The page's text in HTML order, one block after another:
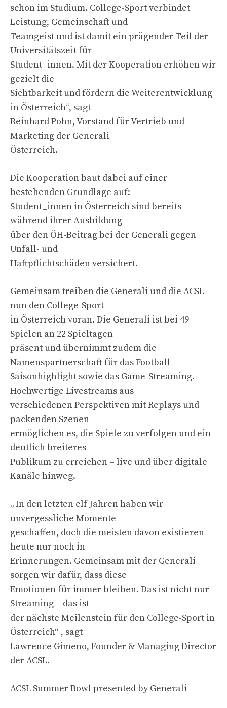
schon im Studium. College-Sport verbindet
Leistung, Gemeinschaft und
Teamgeist und ist damit ein prägender Teil der
Universitätszeit für
Student_innen. Mit der Kooperation erhöhen wir
gezielt die
Sichtbarkeit und fördern die Weiterentwicklung
in Österreich“, sagt
Reinhard Pohn, Vorstand für Vertrieb und
Marketing der Generali
Österreich.
Die Kooperation baut dabei auf einer
bestehenden Grundlage auf:
Student_innen in Österreich sind bereits
während ihrer Ausbildung
über den ÖH-Beitrag bei der Generali gegen
Unfall- und
Haftpflichtschäden versichert.
Gemeinsam treiben die Generali und die ACSL
nun den College-Sport
in Österreich voran. Die Generali ist bei 49
Spielen an 22 Spieltagen
präsent und übernimmt zudem die
Namenspartnerschaft für das Football-
Saisonhighlight sowie das Game-Streaming.
Hochwertige Livestreams aus
verschiedenen Perspektiven mit Replays und
packenden Szenen
ermöglichen es, die Spiele zu verfolgen und ein
deutlich breiteres
Publikum zu erreichen – live und über digitale
Kanäle hinweg.
„ In den letzten elf Jahren haben wir
unvergessliche Momente
geschaffen, doch die meisten davon existieren
heute nur noch in
Erinnerungen. Gemeinsam mit der Generali
sorgen wir dafür, dass diese
Emotionen für immer bleiben. Das ist nicht nur
Streaming – das ist
der nächste Meilenstein für den College-Sport in
Österreich“ , sagt
Lawrence Gimeno, Founder & Managing Director
der ACSL.
ACSL Summer Bowl presented by Generali